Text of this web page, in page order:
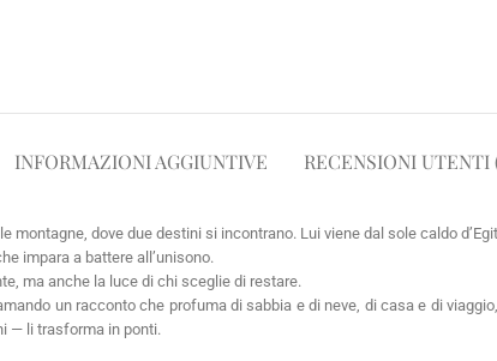
INFORMAZIONI AGGIUNTIVE RECENSIONI UTENTI
montagne, dove due destini si incontrano. Lui viene dal sole caldo
impara a battere all’unisono.
ma anche la luce di chi sceglie di restare.
un racconto che profuma di sabbia e di neve, di casa e di
— li trasforma in ponti.